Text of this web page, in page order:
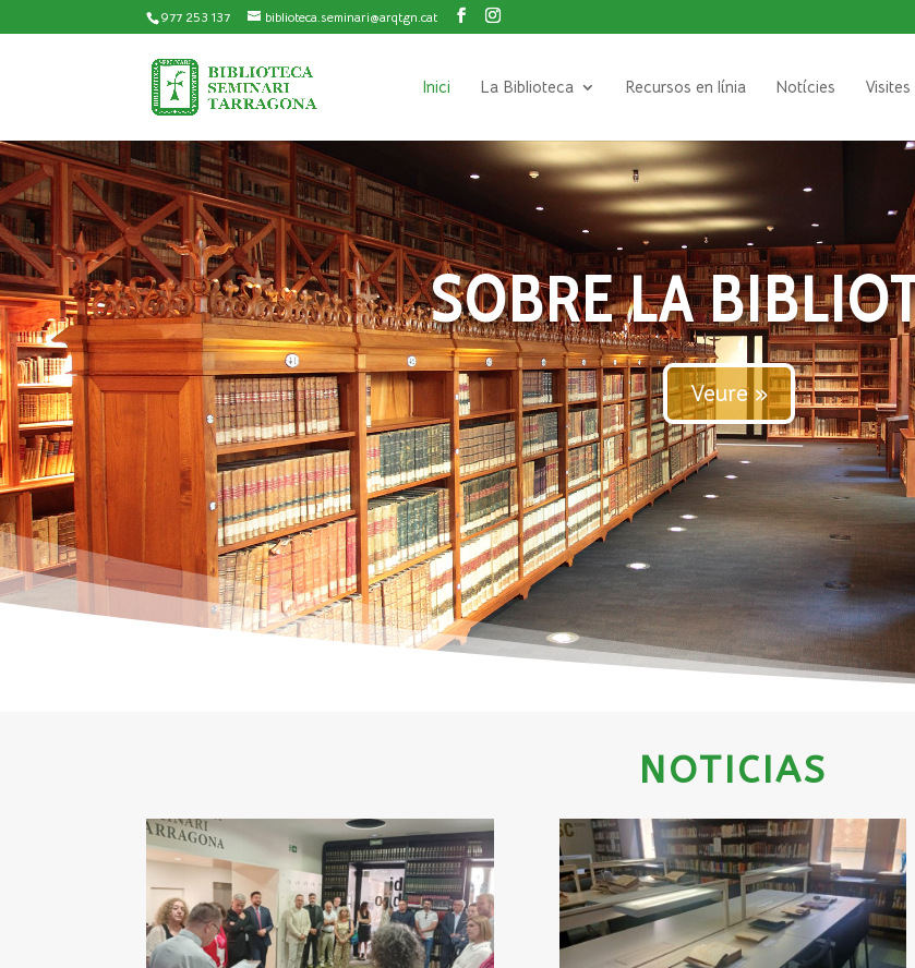
977 253 137 biblioteca.seminari@arqtgn.cat
Inici La Biblioteca Recursos en línia Notícies
SOBRE LA
Veure »
NOTICIAS